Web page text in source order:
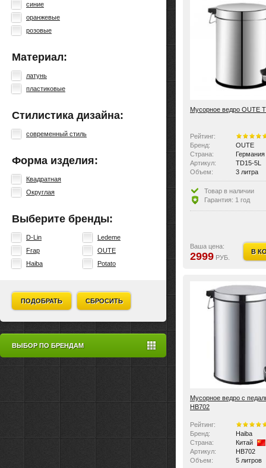
синие
оранжевые
розовые
Материал:
латунь
пластиковые
Стилистика дизайна:
современный стиль
Форма изделия:
Квадратная
Округлая
Выберите бренды:
D-Lin
Frap
Haiba
Ledeme
OUTE
Potato
ПОДОБРАТЬ СБРОСИТЬ
ВЫБОР ПО БРЕНДАМ
Мусорное ведро OUTE
Рейтинг:
Бренд:
OUTE
Страна:
Германия
Артикул:
TD15-5L
Объем:
3 литра
Товар в наличии
Гарантия: 1 год
Ваша цена:
2999 РУБ.
В
Мусорное ведро с
HB702
Рейтинг:
Бренд:
Haiba
Страна:
Китай
Артикул:
HB702
Объем:
5 литров